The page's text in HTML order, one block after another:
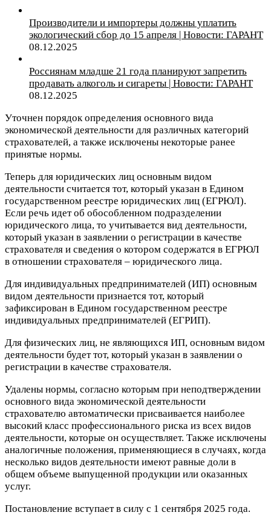
Производители и импортеры должны уплатить
экологический сбор до 15 апреля | Новости: ГАРАНТ
08.12.2025
Россиянам младше 21 года планируют запретить
продавать алкоголь и сигареты | Новости: ГАРАНТ
08.12.2025
Уточнен порядок определения основного вида
экономической деятельности для различных категорий
страхователей, а также исключены некоторые ранее
принятые нормы.
Теперь для юридических лиц основным видом
деятельности считается тот, который указан в Едином
государственном реестре юридических лиц (ЕГРЮЛ).
Если речь идет об обособленном подразделении
юридического лица, то учитывается вид деятельности,
который указан в заявлении о регистрации в качестве
страхователя и сведения о котором содержатся в ЕГРЮЛ
в отношении страхователя – юридического лица.
Для индивидуальных предпринимателей (ИП) основным
видом деятельности признается тот, который
зафиксирован в Едином государственном реестре
индивидуальных предпринимателей (ЕГРИП).
Для физических лиц, не являющихся ИП, основным видом
деятельности будет тот, который указан в заявлении о
регистрации в качестве страхователя.
Удалены нормы, согласно которым при неподтверждении
основного вида экономической деятельности
страхователю автоматически присваивается наиболее
высокий класс профессионального риска из всех видов
деятельности, которые он осуществляет. Также исключены
аналогичные положения, применяющиеся в случаях, когда
несколько видов деятельности имеют равные доли в
общем объеме выпущенной продукции или оказанных
услуг.
Постановление вступает в силу с 1 сентября 2025 года.